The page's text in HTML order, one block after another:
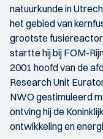
natuurkunde in
het gebied van
grootste fusiereactor
startte hij bij FOM-
2001 hoofd van de
Research Unit
NWO gestimuleerd
ontving hij de
ontwikkeling en